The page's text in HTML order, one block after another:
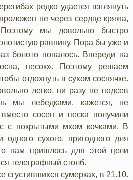
редко удается взглянуть
не через сердце кряжа,
мы довольно быстро
равнину. Пора бы уже и
болото попалось. Впереди на
песок». Поэтому решаем
отдохнуть в сухом соснячке.
легко, ни разу не подсев
мы лебедками, кажется, не
сосен и песка получили
с покрытыми мхом кочками. В
сухого, пригодного для
нам пришлось для этой цели
телеграфный столб.
сгустившихся сумерках, в 21.10.